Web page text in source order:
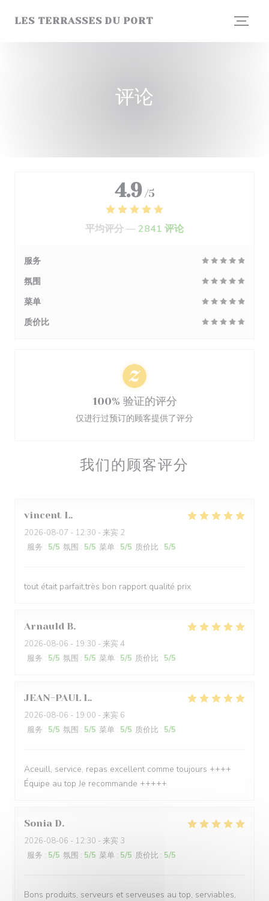
LES TERRASSES DU PORT
评论
我们的顾客评分
vincent L
2026-08-07 - 12:30 - 来宾 2
服务 : 5/5 氛围 : 5/5 菜单 : 5/5 质价比 : 5/5
tout était parfait,très bon rapport qualité prix
Arnauld B
2026-08-06 - 19:30 - 来宾 4
服务 : 5/5 氛围 : 5/5 菜单 : 5/5 质价比 : 5/5
JEAN-PAUL L
2026-08-06 - 19:00 - 来宾 6
服务 : 5/5 氛围 : 5/5 菜单 : 5/5 质价比 : 5/5
Aceuill, service, repas excellent comme toujours ++++
Équipe au top Je recommande +++++
Sonia D
2026-08-06 - 12:30 - 来宾 3
服务 : 5/5 氛围 : 5/5 菜单 : 5/5 质价比 : 5/5
Bons produits, serveurs et serveuses au top, serviables,
4.9 /5
平均评分 — 2841 评论
服务
氛围
菜单
质价比
100% 验证的评分
仅进行过预订的顾客提供了评分